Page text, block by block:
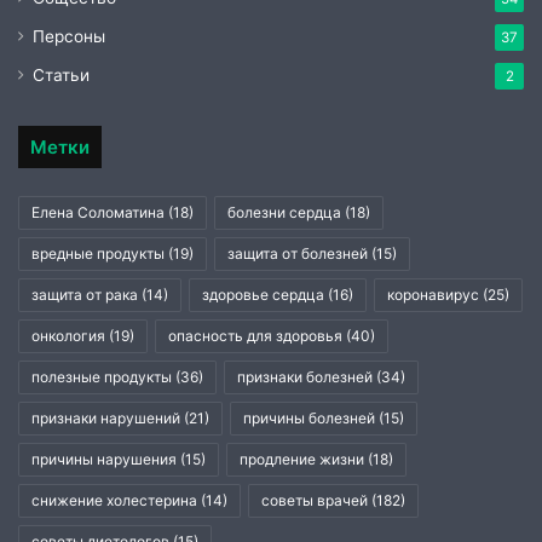
Персоны 37
Статьи 2
Метки
Елена Соломатина (18) болезни сердца (18)
вредные продукты (19) защита от болезней (15)
защита от рака (14) здоровье сердца (16) коронавирус (25)
онкология (19) опасность для здоровья (40)
полезные продукты (36) признаки болезней (34)
признаки нарушений (21) причины болезней (15)
причины нарушения (15) продление жизни (18)
снижение холестерина (14) советы врачей (182)